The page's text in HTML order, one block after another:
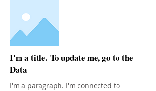
I'm a title. To update me, go to the
Data
I'm a paragraph. I'm connected to